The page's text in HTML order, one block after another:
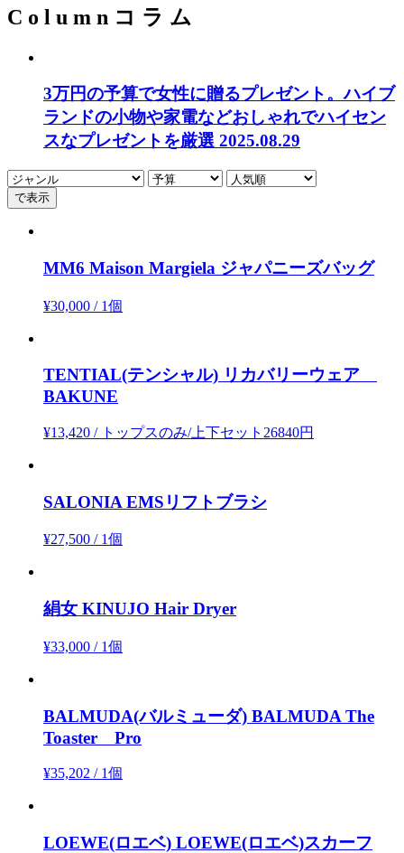
C o l u m n コ ラ ム
3万円の予算で女性に贈るプレゼント。ハイブ
ランドの小物や家電などおしゃれでハイセン
スなプレゼントを厳選 2025.08.29
MM6 Maison Margiela ジャパニーズバッグ
¥30,000 / 1個
TENTIAL(テンシャル) リカバリーウェア
BAKUNE
¥13,420 / トップスのみ/上下セット26840円
SALONIA EMSリフトブラシ
¥27,500 / 1個
絹女 KINUJO Hair Dryer
¥33,000 / 1個
BALMUDA(バルミューダ) BALMUDA The
Toaster Pro
¥35,202 / 1個
LOEWE(ロエベ) LOEWE(ロエベ)スカーフ